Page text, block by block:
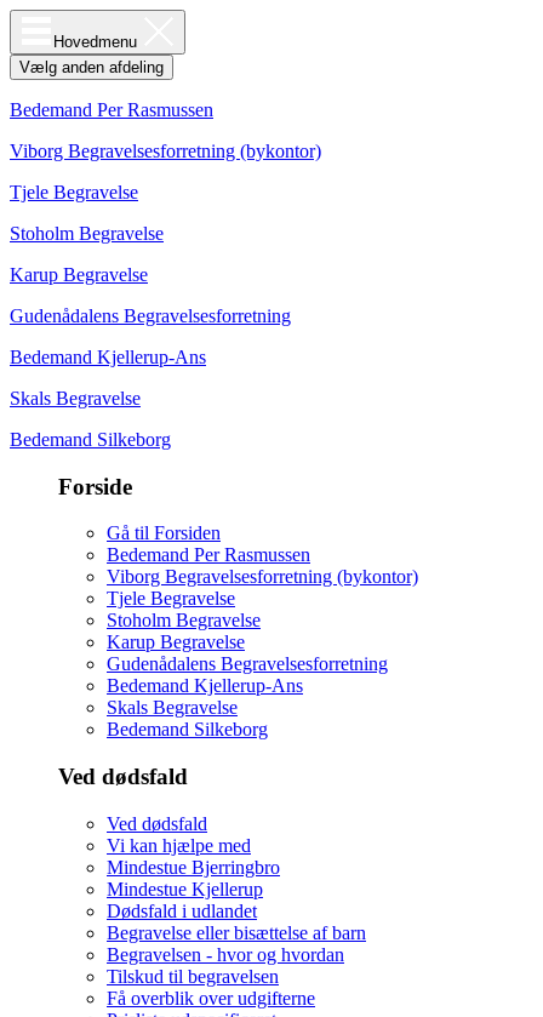
Hovedmenu
Vælg anden afdeling
Bedemand Per Rasmussen
Viborg Begravelsesforretning (bykontor)
Tjele Begravelse
Stoholm Begravelse
Karup Begravelse
Gudenådalens Begravelsesforretning
Bedemand Kjellerup-Ans
Skals Begravelse
Bedemand Silkeborg
Forside
Gå til Forsiden
Bedemand Per Rasmussen
Viborg Begravelsesforretning (bykontor)
Tjele Begravelse
Stoholm Begravelse
Karup Begravelse
Gudenådalens Begravelsesforretning
Bedemand Kjellerup-Ans
Skals Begravelse
Bedemand Silkeborg
Ved dødsfald
Ved dødsfald
Vi kan hjælpe med
Mindestue Bjerringbro
Mindestue Kjellerup
Dødsfald i udlandet
Begravelse eller bisættelse af barn
Begravelsen - hvor og hvordan
Tilskud til begravelsen
Få overblik over udgifterne